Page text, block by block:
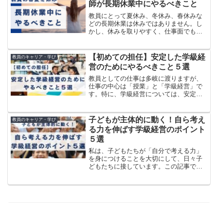
師が長期休業中にやるべきこと
教員にとって夏休み、冬休み、春休みな
どの長期休業は休みではありません。し
かし、休みを取りやすく、仕事面でも自
休業中を有意義に過ごすことは、自身の
スキルアップや休み明けの...
教員のキャリア・学び
【初めての担任】安定した学級経
営のためにやるべきこと５選
教員としての仕事は多岐に渡りますが、
仕事の中心は「授業」と「学級経営」で
す。特に、学級経営については、安定し
し、特に小学校では採用直後に担任を任
せられるなど、なかなか準備...
教員のキャリア・学び
子どもが主体的に動く！自ら考え
る力を伸ばす学級経営のポイント
５選
私は、子どもたちが「自分で考える力」
を身につけることを大切にして、日々子
どもたちに接しています。この記事で